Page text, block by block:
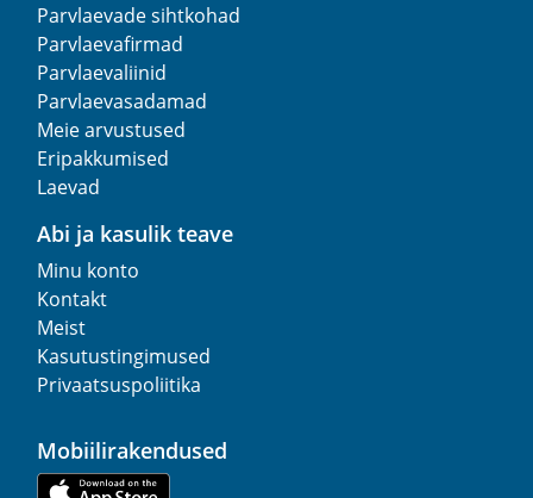
Parvlaevade sihtkohad
Parvlaevafirmad
Parvlaevaliinid
Parvlaevasadamad
Meie arvustused
Eripakkumised
Laevad
Abi ja kasulik teave
Minu konto
Kontakt
Meist
Kasutustingimused
Privaatsuspoliitika
Mobiilirakendused